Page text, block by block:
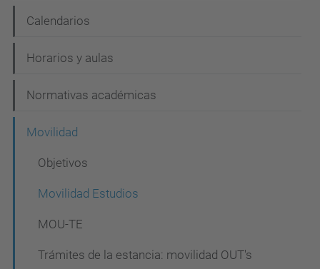
Calendarios
Horarios y aulas
Normativas académicas
Movilidad
Objetivos
Movilidad Estudios
MOU-TE
Trámites de la estancia: movilidad OUT's